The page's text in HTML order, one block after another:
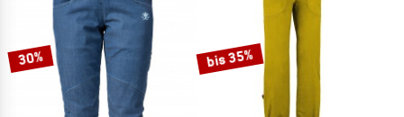
30% bis 35%